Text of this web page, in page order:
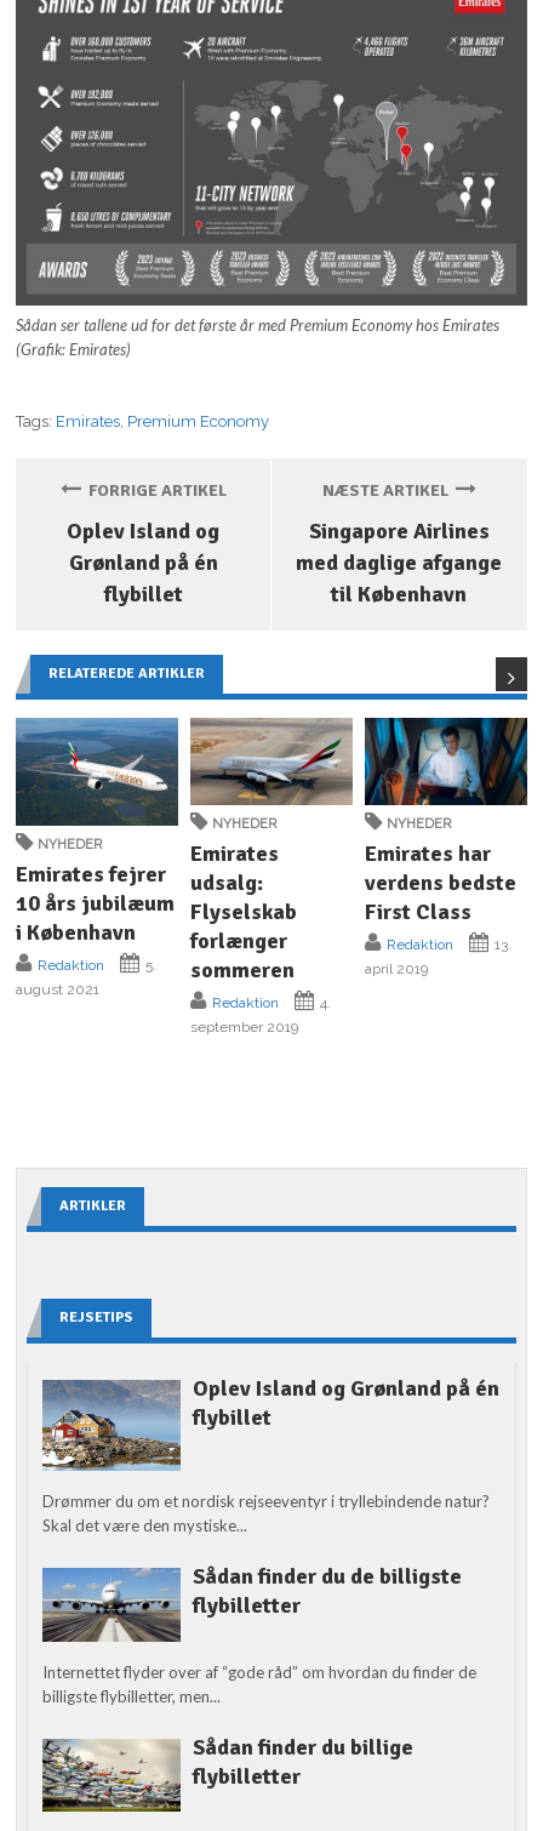
Sådan ser tallene ud for det første år med Premium Economy hos Emirates
(Grafik: Emirates)
Tags: Emirates, Premium Economy
FORRIGE ARTIKEL
Oplev Island og
Grønland på én
flybillet
NÆSTE ARTIKEL
Singapore Airlines
med daglige afgange
til København
RELATEREDE ARTIKLER
NYHEDER
Emirates fejrer
10 års jubilæum
i København
Redaktion
5.
august 2021
NYHEDER
Emirates
udsalg:
Flyselskab
forlænger
sommeren
Redaktion
4.
september 2019
NYHEDER
Emirates har
verdens bedste
First Class
Redaktion
13.
april 2019
ARTIKLER
REJSETIPS
Oplev Island og Grønland på én
flybillet
Drømmer du om et nordisk rejseeventyr i tryllebindende natur?
Skal det være den mystiske...
Sådan finder du de billigste
flybilletter
Internettet flyder over af “gode råd” om hvordan du finder de
billigste flybilletter, men...
Sådan finder du billige
flybilletter